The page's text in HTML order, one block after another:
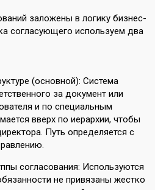
заложены в логику бизнес-
согласующего используем два
(основной): Система
за документ или
и по специальным
вверх по иерархии, чтобы
Путь определяется с
согласования: Используются
не привязаны жестко